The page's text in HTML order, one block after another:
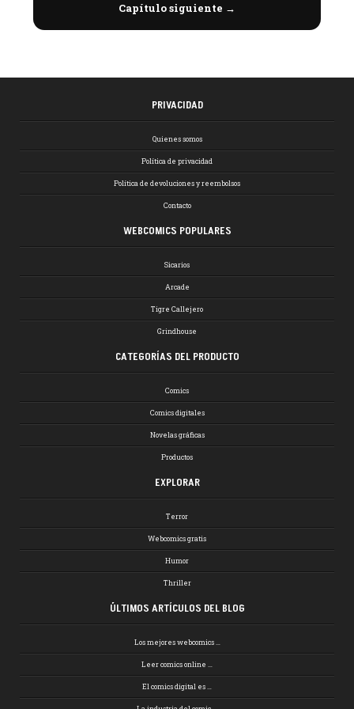
Capítulo siguiente →
PRIVACIDAD
Quienes somos
Política de privacidad
Política de devoluciones y reembolsos
Contacto
WEBCOMICS POPULARES
Sicarios
Arcade
Tigre Callejero
Grindhouse
CATEGORÍAS DEL PRODUCTO
Comics
Comics digitales
Novelas gráficas
Productos
EXPLORAR
Terror
Webcomics gratis
Humor
Thriller
ÚLTIMOS ARTÍCULOS DEL BLOG
Los mejores webcomics …
Leer comics online …
El comics digital es …